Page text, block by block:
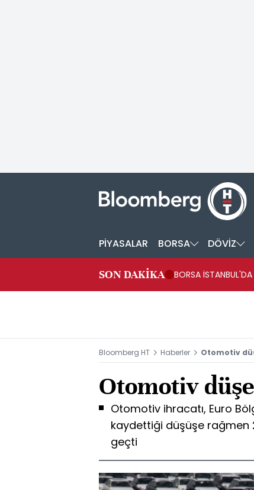
PİYASALAR BORSA DÖVİZ
SON DAKİKA BORSA
Bloomberg HT Haberler Otomotiv
Otomotiv
Otomotiv ihracatı, Euro
kaydettiği düşüşe rağmen
geçti